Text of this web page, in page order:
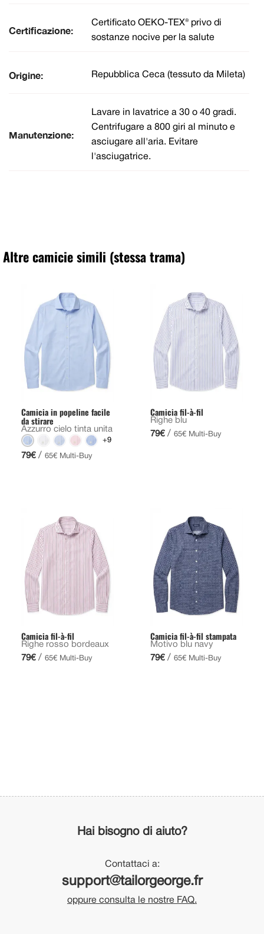
Certificazione:
Certificato OEKO-TEX® privo di
sostanze nocive per la salute
Origine: Repubblica Ceca (tessuto da Mileta)
Manutenzione:
Lavare in lavatrice a 30 o 40 gradi.
Centrifugare a 800 giri al minuto e
asciugare all'aria. Evitare
l'asciugatrice.
Altre camicie simili (stessa trama)
Camicia in popeline facile
da stirare
Azzurro cielo tinta unita
+9
79€ / 65€ Multi-Buy
Camicia fil-à-fil
Righe blu
79€ / 65€ Multi-Buy
Camicia fil-à-fil
Righe rosso bordeaux
79€ / 65€ Multi-Buy
Camicia fil-à-fil stampata
Motivo blu navy
79€ / 65€ Multi-Buy
Hai bisogno di aiuto?
Contattaci a:
support@tailorgeorge.fr
oppure consulta le nostre FAQ.